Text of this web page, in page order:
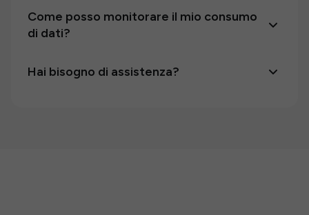
Come posso monitorare il mio consumo
di dati?
Hai bisogno di assistenza?